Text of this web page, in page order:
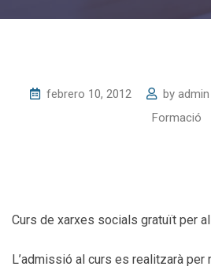
febrero 10, 2012 by admin
Formació
Curs de xarxes socials gratuït per
L’admissió al curs es realitzarà per